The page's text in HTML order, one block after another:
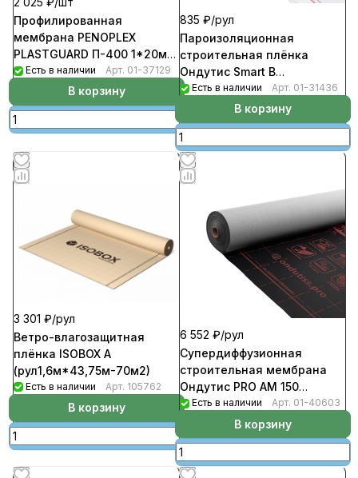
Профилированная
мембрана PENOPLEX
PLASTGUARD П-400 1*20м
(20м/рул,20м2)
Есть в наличии Арт. 01-37129
В корзину
835 ₽/рул
Пароизоляционная
строительная плёнка
Ондутис Smart B
(рул1,5м*20м.п-30кв.м)
Есть в наличии Арт. 01-31436
В корзину
3 301 ₽/рул
Ветро-влагозащитная
плёнка ISOBOX A
(рул1,6м*43,75м-70м2)
Есть в наличии Арт. 105762
В корзину
6 552 ₽/рул
Супердиффузионная
строительная мембрана
Ондутис PRO AM 150
(рул1,5м*50м.п-75кв.м)
Есть в наличии Арт. 01-40603
В корзину